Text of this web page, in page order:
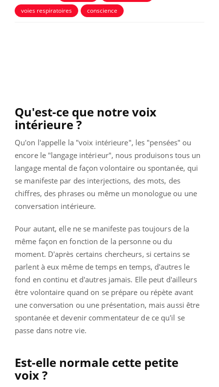
voies respiratoires
conscience
Qu'est-ce que notre voix
intérieure ?
Qu'on l'appelle la "voix intérieure", les "pensées" ou
encore le "langage intérieur", nous produisons tous un
langage mental de façon volontaire ou spontanée, qui
se manifeste par des interjections, des mots, des
chiffres, des phrases ou même un monologue ou une
conversation intérieure.
Pour autant, elle ne se manifeste pas toujours de la
même façon en fonction de la personne ou du
moment. D'après certains chercheurs, si certains se
parlent à eux même de temps en temps, d'autres le
fond en continu et d'autres jamais. Elle peut d'ailleurs
être volontaire quand on se prépare ou répète avant
une conversation ou une présentation, mais aussi être
spontanée et devenir commentateur de ce qu'il se
passe dans notre vie.
Est-elle normale cette petite
voix ?